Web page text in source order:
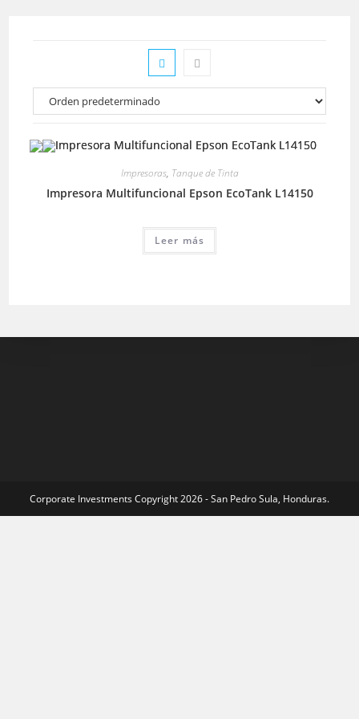
Impresoras, Tanque de Tinta
Impresora Multifuncional Epson EcoTank L14150
Leer más
Corporate Investments Copyright 2026 - San Pedro Sula, Honduras.